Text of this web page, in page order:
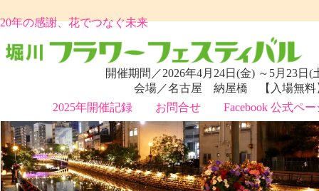
20年の感謝、花でつなぐ未来
開催期間／2026年4月24日(金) ～5月23日(
会場／名古屋 納屋橋 【入場無料
2025年開催記録
お問合せ Facebook 公式ペー